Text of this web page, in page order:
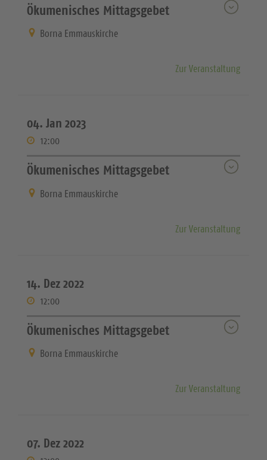
Ökumenisches Mittagsgebet
Borna Emmauskirche
Zur Veranstaltung
04. Jan 2023
12:00
Ökumenisches Mittagsgebet
Borna Emmauskirche
Zur Veranstaltung
14. Dez 2022
12:00
Ökumenisches Mittagsgebet
Borna Emmauskirche
Zur Veranstaltung
07. Dez 2022